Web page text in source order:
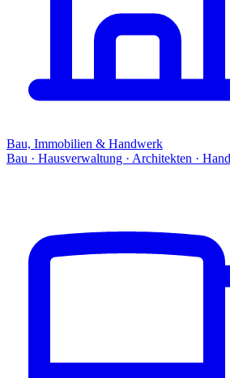
Bau, Immobilien & Handwerk
Bau · Hausverwaltung · Architekten ·